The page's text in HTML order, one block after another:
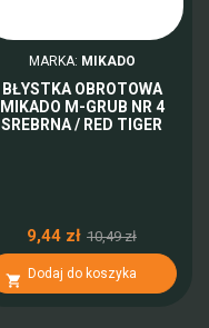
MARKA: MIKADO
BŁYSTKA OBROTOWA
MIKADO M-GRUB NR 4
SREBRNA / RED TIGER
9,44 zł 10,49 zł
 Dodaj do koszyka